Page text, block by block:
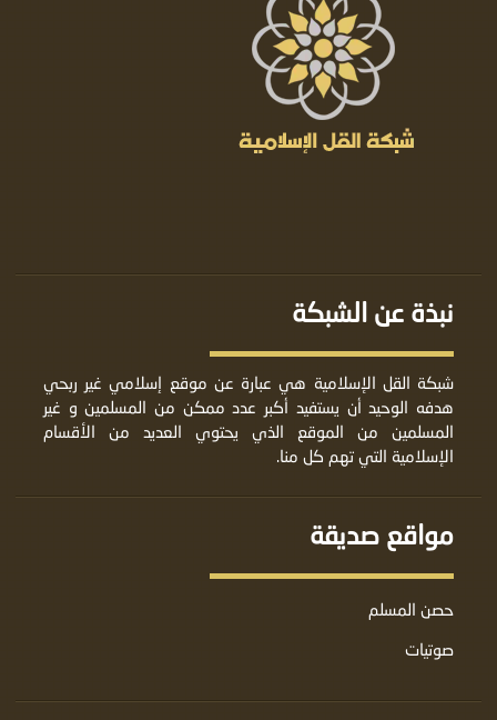
نبذة عن الشبكة
شبكة القل الإسلامية هي عبارة عن موقع إسلامي غير ربحي
هدفه الوحيد أن يستفيد أكبر عدد ممكن من المسلمين و غير
المسلمين من الموقع الذي يحتوي العديد من الأقسام
الإسلامية التي تهم كل منا.
مواقع صديقة
حصن المسلم
صوتيات